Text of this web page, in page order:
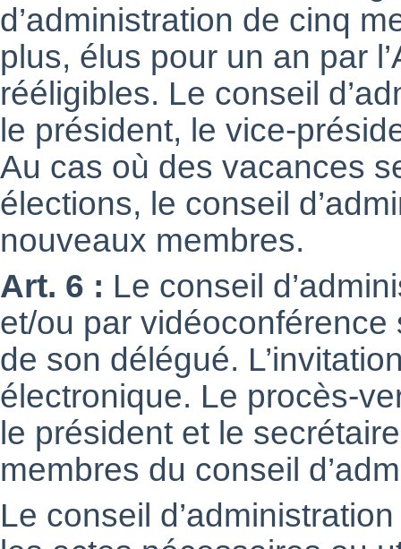
d’administration de cinq
plus, élus pour un an par
rééligibles. Le conseil
le président, le vice-
Au cas où des vacances
élections, le conseil
nouveaux membres.
Art. 6 : Le conseil
et/ou par
de son délégué.
électronique. Le procès-
le président et le
membres du conseil
Le conseil